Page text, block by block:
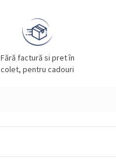
Fără factură si pret în
colet, pentru cadouri